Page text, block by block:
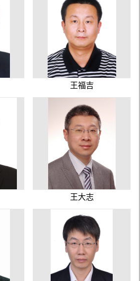
王福吉
王大志